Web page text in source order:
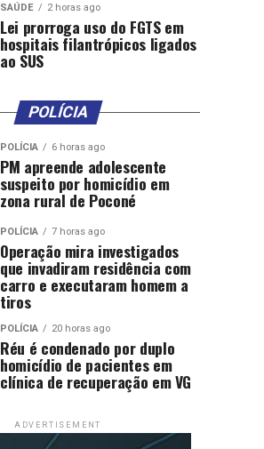
SAÚDE 2 horas ago
Lei prorroga uso do FGTS em
hospitais filantrópicos ligados
ao SUS
POLÍCIA
POLÍCIA 6 horas ago
PM apreende adolescente
suspeito por homicídio em
zona rural de Poconé
POLÍCIA 7 horas ago
Operação mira investigados
que invadiram residência com
carro e executaram homem a
tiros
POLÍCIA 20 horas ago
Réu é condenado por duplo
homicídio de pacientes em
clínica de recuperação em VG
ADVERTISEMENT